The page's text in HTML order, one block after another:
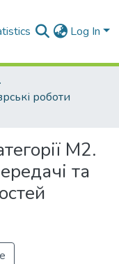
Log In
роботи
М2.
та